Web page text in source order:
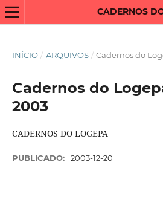
CADERNOS
INÍCIO / ARQUIVOS / Cadernos do
Cadernos do
2003
CADERNOS DO LOGEPA
PUBLICADO: 2003-12-20